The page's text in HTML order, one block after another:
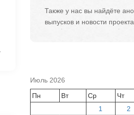
Также у нас вы найдёте
выпусков и новости
Июль 2026
Пн
Вт Ср Чт
1
2